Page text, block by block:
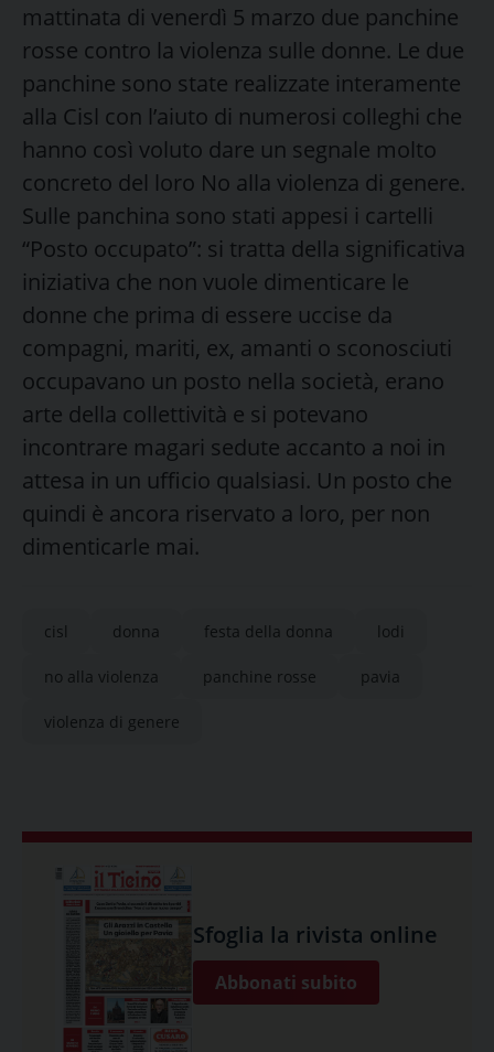
mattinata di venerdì 5 marzo due panchine
rosse contro la violenza sulle donne. Le due
panchine sono state realizzate interamente
alla Cisl con l’aiuto di numerosi colleghi che
hanno così voluto dare un segnale molto
concreto del loro No alla violenza di genere.
Sulle panchina sono stati appesi i cartelli
“Posto occupato”: si tratta della significativa
iniziativa che non vuole dimenticare le
donne che prima di essere uccise da
compagni, mariti, ex, amanti o sconosciuti
occupavano un posto nella società, erano
arte della collettività e si potevano
incontrare magari sedute accanto a noi in
attesa in un ufficio qualsiasi. Un posto che
quindi è ancora riservato a loro, per non
dimenticarle mai.
cisl donna festa della donna lodi
no alla violenza panchine rosse pavia
violenza di genere
Sfoglia la rivista online
Abbonati subito